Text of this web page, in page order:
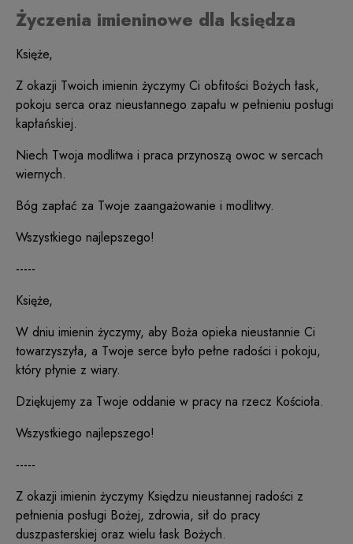
Życzenia imieninowe dla księdza
Księże,
Z okazji Twoich imienin życzymy Ci obfitości Bożych łask,
pokoju serca oraz nieustannego zapału w pełnieniu posługi
kapłańskiej.
Niech Twoja modlitwa i praca przynoszą owoc w sercach
wiernych.
Bóg zapłać za Twoje zaangażowanie i modlitwy.
Wszystkiego najlepszego!
-----
Księże,
W dniu imienin życzymy, aby Boża opieka nieustannie Ci
towarzyszyła, a Twoje serce było pełne radości i pokoju,
który płynie z wiary.
Dziękujemy za Twoje oddanie w pracy na rzecz Kościoła.
Wszystkiego najlepszego!
-----
Z okazji imienin życzymy Księdzu nieustannej radości z
pełnienia posługi Bożej, zdrowia, sił do pracy
duszpasterskiej oraz wielu łask Bożych.